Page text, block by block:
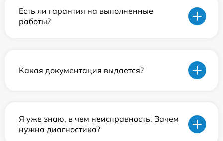
Есть ли гарантия на выполненные
работы?
Какая документация выдается?
Я уже знаю, в чем неисправность. Зачем
нужна диагностика?